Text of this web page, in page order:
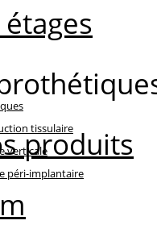
tissulaire
verticale
péri-implantaire
produits